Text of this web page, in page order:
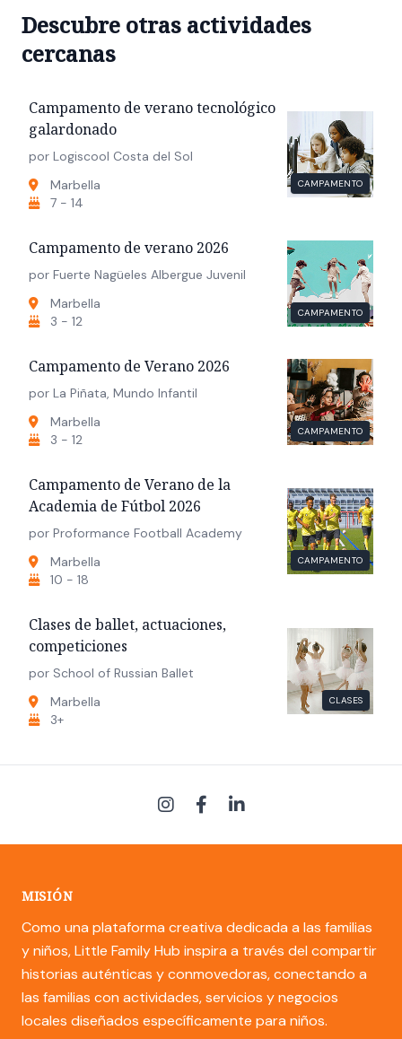
Descubre otras actividades
cercanas
CAMPAMENTO
Campamento de verano tecnológico
galardonado
por Logiscool Costa del Sol
Marbella
7 - 14
CAMPAMENTO
Campamento de verano 2026
por Fuerte Nagüeles Albergue Juvenil
Marbella
3 - 12
CAMPAMENTO
Campamento de Verano 2026
por La Piñata, Mundo Infantil
Marbella
3 - 12
CAMPAMENTO
Campamento de Verano de la
Academia de Fútbol 2026
por Proformance Football Academy
Marbella
10 - 18
CLASES
Clases de ballet, actuaciones,
competiciones
por School of Russian Ballet
Marbella
3+
MISIÓN
Como una plataforma creativa dedicada a las familias
y niños, Little Family Hub inspira a través del compartir
historias auténticas y conmovedoras, conectando a
las familias con actividades, servicios y negocios
locales diseñados específicamente para niños.